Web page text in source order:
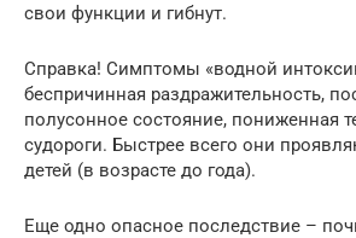
свои функции и гибнут.
Справка! Симптомы «водной
беспричинная раздражительность,
полусонное состояние, пониженная
судороги. Быстрее всего они
детей (в возрасте до года).
Еще одно опасное последствие –